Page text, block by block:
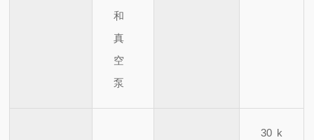
和
真
空
泵
30 k